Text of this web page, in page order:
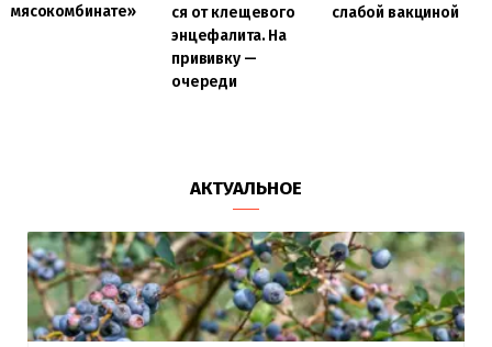
мясокомбинате»
ся от клещевого
энцефалита. На
прививку —
очереди
слабой вакциной
АКТУАЛЬНОЕ